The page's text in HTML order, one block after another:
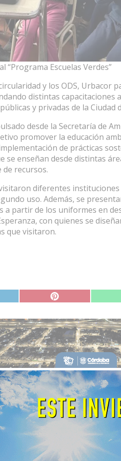
Escuelas Verdes”
y los ODS, Urbacor
distintas capacitaciones
y privadas de la Ciudad
desde la Secretaría de
promover la educación
de prácticas
se enseñan desde distintas
recursos.
diferentes
uso. Además, se
partir de los uniformes en
con quienes se
que visitaron.